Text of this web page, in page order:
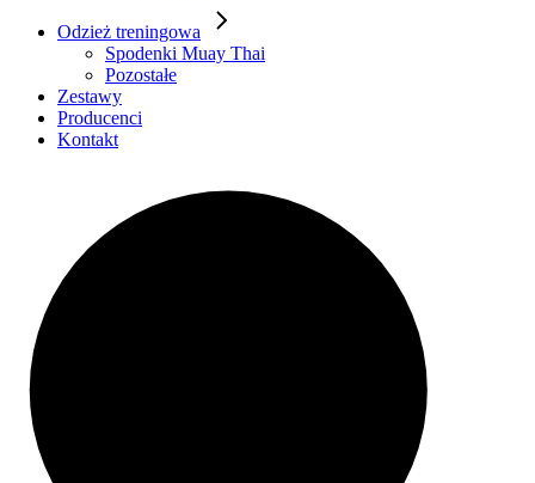
Odzież treningowa
Spodenki Muay Thai
Pozostałe
Zestawy
Producenci
Kontakt